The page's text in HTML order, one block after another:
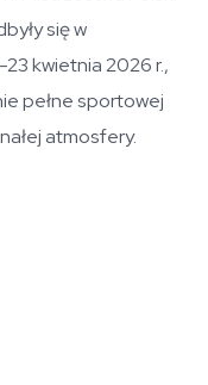
się w
kwietnia 2026 r.,
pełne sportowej
atmosfery.